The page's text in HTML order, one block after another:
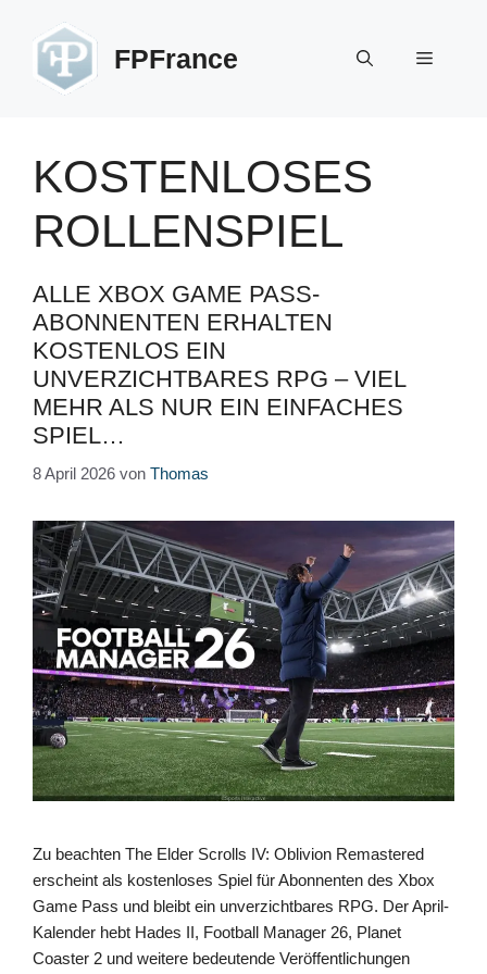
springen
FPFrance Menü
KOSTENLOSES
ROLLENSPIEL
ALLE XBOX GAME PASS-
ABONNENTEN ERHALTEN
KOSTENLOS EIN
UNVERZICHTBARES RPG – VIEL
MEHR ALS NUR EIN EINFACHES
SPIEL…
8 April 2026 von Thomas
Zu beachten The Elder Scrolls IV: Oblivion Remastered
erscheint als kostenloses Spiel für Abonnenten des Xbox
Game Pass und bleibt ein unverzichtbares RPG. Der April-
Kalender hebt Hades II, Football Manager 26, Planet
Coaster 2 und weitere bedeutende Veröffentlichungen